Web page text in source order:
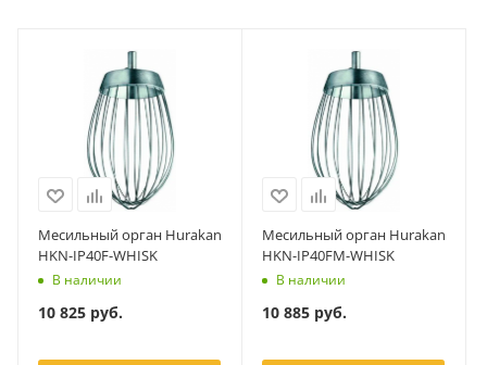
Месильный орган Hurakan
HKN-IP40F-WHISK
В наличии
10 825 руб.
Месильный орган Hurakan
HKN-IP40FM-WHISK
В наличии
10 885 руб.